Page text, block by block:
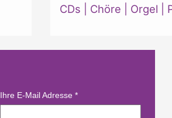
CDs Chöre Orgel
Ihre E-Mail Adresse*